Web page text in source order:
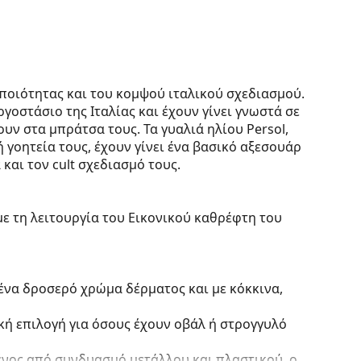
και του κομψού ιταλικού σχεδιασμού.
της Ιταλίας και έχουν γίνει γνωστά σε
στα μπράτσα τους. Τα γυαλιά ηλίου Persol,
τους, έχουν γίνει ένα βασικό αξεσουάρ
τον cult σχεδιασμό τους.
τη λειτουργία του Εικονικού καθρέφτη του
δροσερό χρώμα δέρματος και με κόκκινα,
επιλογή για όσους έχουν οβάλ ή στρογγυλό